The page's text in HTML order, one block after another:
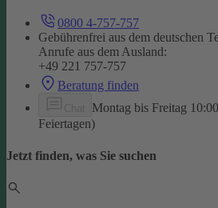
0800 4-757-757
Gebührenfrei aus dem deutschen
Anrufe aus dem Ausland:
+49 221 757-757
Beratung finden
Montag bis Freitag
Feiertagen)
Jetzt finden, was Sie suchen